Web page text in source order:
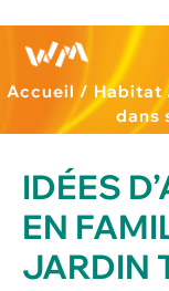
Accueil / Habitat
dans
IDÉES
EN
JARDIN